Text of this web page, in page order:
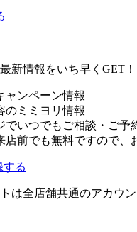
新情報をいち早くGET！
ャンペーン情報
のミミヨリ情報
でいつでもご相談・ご予
店前でも無料ですので、
る
は全店舗共通のアカウ